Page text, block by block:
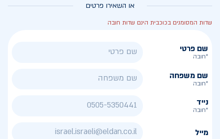
או השאירו פרטים
שדות המסומנים בכוכבית הינם שדות חובה
שם פרטי
*חובה
שם משפחה
*חובה
נייד
*חובה
מייל